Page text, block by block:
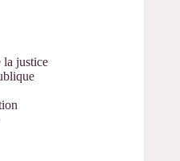
la justice